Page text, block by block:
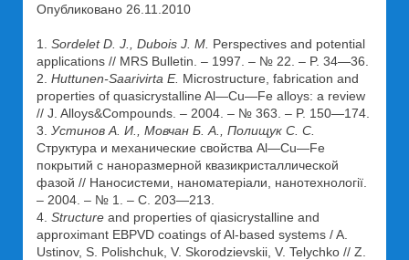
Опубликовано 26.11.2010
1. Sordelet D. J., Dubois J. M. Perspectives and potential
applications // MRS Bulletin. – 1997. – № 22. – P. 34—36.
2. Huttunen-Saarivirta E. Microstructure, fabrication and
properties of quasicrystalline Al—Cu—Fe alloys: a review
// J. Alloys&Compounds. – 2004. – № 363. – P. 150—174.
3. Устинов А. И., Мовчан Б. А., Полищук С. С.
Структура и механические свойства Al—Cu—Fe
покрытий с наноразмерной квазикристаллической
фазой // Наносистеми, наноматеріали, нанотехнології.
– 2004. – № 1. – С. 203—213.
4. Structure and properties of qiasicrystalline and
approximant EBPVD coatings of Al-based systems / A.
Ustinov, S. Polishchuk, V. Skorodzievskii, V. Telychko // Z.